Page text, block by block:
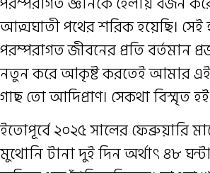
আত্মঘাতী পথের শরিক হয়েছি। সেই
পরম্পরাগত জীবনের প্রতি বর্তমান
নতুন করে আকৃষ্ট করতেই আমার এই
গাছ তো আদিপ্রাণ। সেকথা বিস্মৃত
ইতোপূর্বে ২০২৫ সালের ফেব্রুয়ারি
মুথোনি টানা দুই দিন অর্থাৎ ৪৮